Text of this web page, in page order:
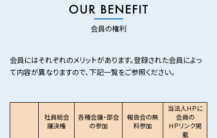
会員の権利
会員にはそれぞれのメリットがあります。登録された会員によっ
て内容が異なりますので、下記一覧をご参照ください。
社員総会
議決権
各種会議・部会
の参加
報告会の無
料参加
当法人ＨＰに
会員の
ＨＰリンク掲
載